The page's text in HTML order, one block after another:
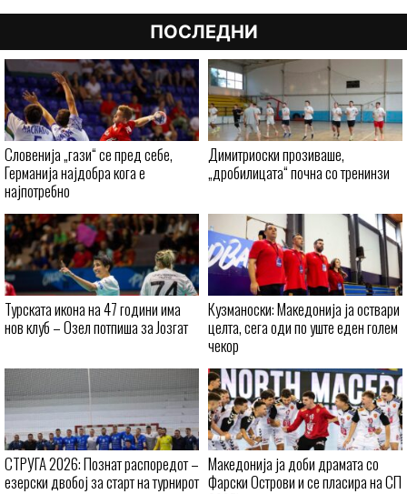
ПОСЛЕДНИ
Словенија „гази“ се пред себе,
Германија најдобра кога е
најпотребно
Димитриоски прозиваше,
„дробилицата“ почна со тренинзи
Турската икона на 47 години има
нов клуб – Озел потпиша за Јозгат
Кузманоски: Македонија ја оствари
целта, сега оди по уште еден голем
чекор
СТРУГА 2026: Познат распоредот –
езерски двобој за старт на турнирот
Македонија ја доби драмата со
Фарски Острови и се пласира на СП